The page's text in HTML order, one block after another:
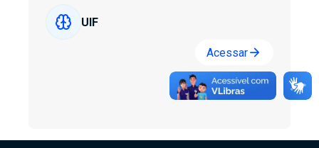
UIF
Acessararrow_forward